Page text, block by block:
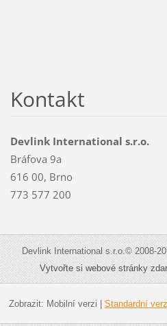
Kontakt
Devlink International s.r.o.
Bráfova 9a
616 00, Brno
773 577 200
Devlink International s.r.o.© 2008-
Vytvořte si webové stránky
Zobrazit: Mobilní verzi Standardní